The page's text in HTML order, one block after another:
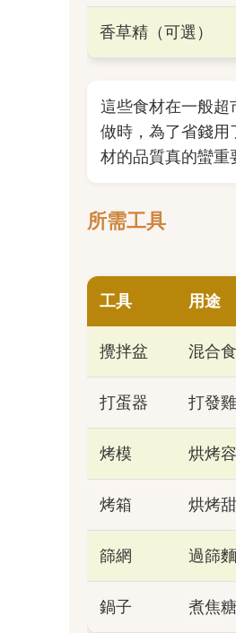
香草精（可選）
這些食材在一般超
做時，為了省錢用
材的品質真的蠻重
所需工具
工具 用途
攪拌盆 混合
打蛋器 打發
烤模 烘烤
烤箱 烘烤
篩網 過篩
鍋子 煮焦糖